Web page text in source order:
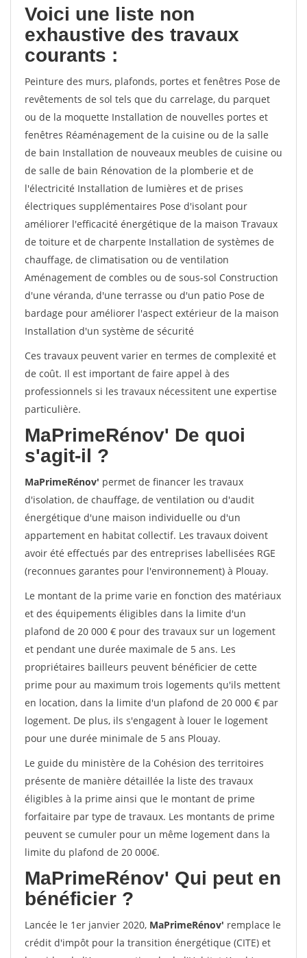
Voici une liste non
exhaustive des travaux
courants :
Peinture des murs, plafonds, portes et fenêtres Pose de
revêtements de sol tels que du carrelage, du parquet
ou de la moquette Installation de nouvelles portes et
fenêtres Réaménagement de la cuisine ou de la salle
de bain Installation de nouveaux meubles de cuisine ou
de salle de bain Rénovation de la plomberie et de
l'électricité Installation de lumières et de prises
électriques supplémentaires Pose d'isolant pour
améliorer l'efficacité énergétique de la maison Travaux
de toiture et de charpente Installation de systèmes de
chauffage, de climatisation ou de ventilation
Aménagement de combles ou de sous-sol Construction
d'une véranda, d'une terrasse ou d'un patio Pose de
bardage pour améliorer l'aspect extérieur de la maison
Installation d'un système de sécurité
Ces travaux peuvent varier en termes de complexité et
de coût. Il est important de faire appel à des
professionnels si les travaux nécessitent une expertise
particulière.
MaPrimeRénov' De quoi
s'agit-il ?
MaPrimeRénov' permet de financer les travaux
d'isolation, de chauffage, de ventilation ou d'audit
énergétique d'une maison individuelle ou d'un
appartement en habitat collectif. Les travaux doivent
avoir été effectués par des entreprises labellisées RGE
(reconnues garantes pour l'environnement) à Plouay.
Le montant de la prime varie en fonction des matériaux
et des équipements éligibles dans la limite d'un
plafond de 20 000 € pour des travaux sur un logement
et pendant une durée maximale de 5 ans. Les
propriétaires bailleurs peuvent bénéficier de cette
prime pour au maximum trois logements qu'ils mettent
en location, dans la limite d'un plafond de 20 000 € par
logement. De plus, ils s'engagent à louer le logement
pour une durée minimale de 5 ans Plouay.
Le guide du ministère de la Cohésion des territoires
présente de manière détaillée la liste des travaux
éligibles à la prime ainsi que le montant de prime
forfaitaire par type de travaux. Les montants de prime
peuvent se cumuler pour un même logement dans la
limite du plafond de 20 000€.
MaPrimeRénov' Qui peut en
bénéficier ?
Lancée le 1er janvier 2020, MaPrimeRénov' remplace le
crédit d'impôt pour la transition énergétique (CITE) et